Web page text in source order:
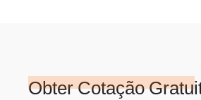
Obter Cotação